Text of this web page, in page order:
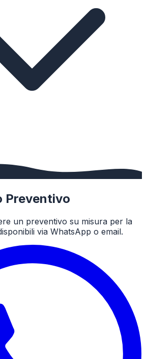
Preventivo
un preventivo su misura per la
via WhatsApp o email.